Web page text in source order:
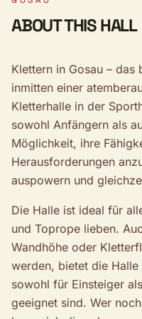
ABOUT THIS HALL
Klettern in Gosau – das
inmitten einer
Kletterhalle in der
sowohl Anfängern als
Möglichkeit, ihre
Herausforderungen
auspowern und
Die Halle ist ideal für
und Toprope lieben.
Wandhöhe oder
werden, bietet die
sowohl für Einsteiger
geeignet sind. Wer